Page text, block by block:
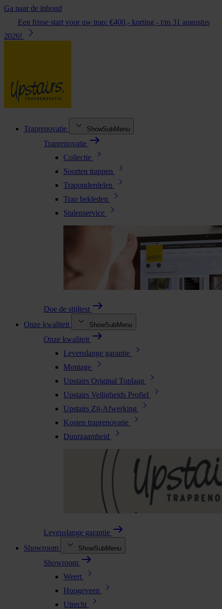
Ga naar de inhoud
Een frisse start voor uw trap: €400,- korting - t/m 31 augustus
2026!
Traprenovatie ShowSubMenu
Traprenovatie
Collectie
Soorten trappen
Traponderdelen
Trap bekleden
Stalenservice
Doe de stijltest
Onze kwaliteit
ShowSubMenu
Onze kwaliteit
Levenslange garantie
Montage
Upstairs Original Toplaag
Upstairs Veiligheids Profiel
Upstairs Zij-Afwerking
Kosten traprenovatie
Duurzaamheid
Levenslange garantie
Showroom
ShowSubMenu
Showroom
Weert
Hoogeveen
Utrecht